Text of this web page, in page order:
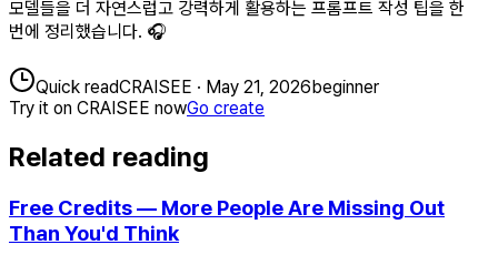
모델들을 더 자연스럽고 강력하게 활용하는 프롬프트 작성 팁을 한
번에 정리했습니다. 🎧
Quick readCRAISEE · May 21, 2026beginner
Try it on CRAISEE nowGo create
Related reading
Free Credits — More People Are Missing Out
Than You'd Think